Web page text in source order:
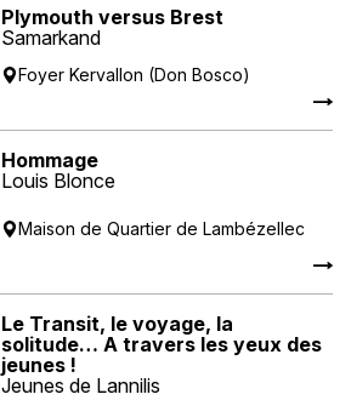
Plymouth versus Brest
Samarkand
Foyer Kervallon (Don Bosco)
Hommage
Louis Blonce
Maison de Quartier de Lambézellec
Le Transit, le voyage, la
solitude… A travers les yeux des
jeunes !
Jeunes de Lannilis